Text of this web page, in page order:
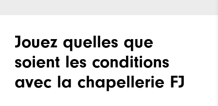
Jouez quelles que
soient les conditions
avec la chapellerie FJ